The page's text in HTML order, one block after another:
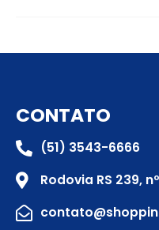
CONTATO
(51) 3543-6666
Rodovia RS 239,